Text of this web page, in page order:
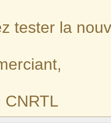
tester la
CNRTL